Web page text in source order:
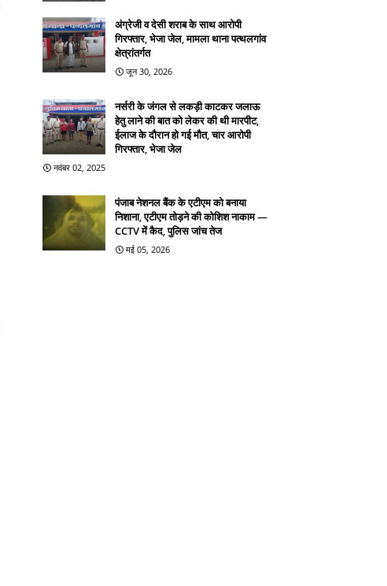
अंग्रेजी व देसी शराब के साथ आरोपी
गिरफ्तार, भेजा जेल, मामला थाना पत्थलगांव
क्षेत्रांतर्गत
जून 30, 2026
नर्सरी के जंगल से लकड़ी काटकर जलाऊ
हेतु लाने की बात को लेकर की थी मारपीट,
ईलाज के दौरान हो गई मौत, चार आरोपी
गिरफ्तार, भेजा जेल
नवंबर 02, 2025
पंजाब नेशनल बैंक के एटीएम को बनाया
निशाना, एटीएम तोड़ने की कोशिश नाकाम —
CCTV में कैद, पुलिस जांच तेज
मई 05, 2026